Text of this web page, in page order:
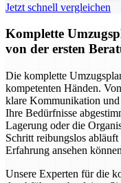
Jetzt schnell vergleichen
Komplette
von der ersten
Die komplette
kompetenten Händen.
klare Kommunikation
Ihre Bedürfnisse
Lagerung oder die
Schritt reibungslos
Erfahrung ansehen
Unsere Experten für die